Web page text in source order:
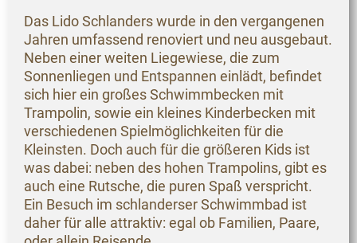
Das Lido Schlanders wurde in den vergangenen
Jahren umfassend renoviert und neu ausgebaut.
Neben einer weiten Liegewiese, die zum
Sonnenliegen und Entspannen einlädt, befindet
sich hier ein großes Schwimmbecken mit
Trampolin, sowie ein kleines Kinderbecken mit
verschiedenen Spielmöglichkeiten für die
Kleinsten. Doch auch für die größeren Kids ist
was dabei: neben des hohen Trampolins, gibt es
auch eine Rutsche, die puren Spaß verspricht.
Ein Besuch im schlanderser Schwimmbad ist
daher für alle attraktiv: egal ob Familien, Paare,